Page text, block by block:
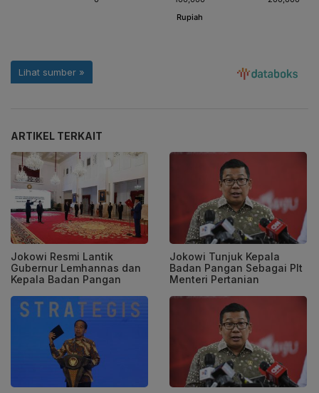
ARTIKEL TERKAIT
Jokowi Resmi Lantik
Gubernur Lemhannas dan
Kepala Badan Pangan
Jokowi Tunjuk Kepala
Badan Pangan Sebagai Plt
Menteri Pertanian